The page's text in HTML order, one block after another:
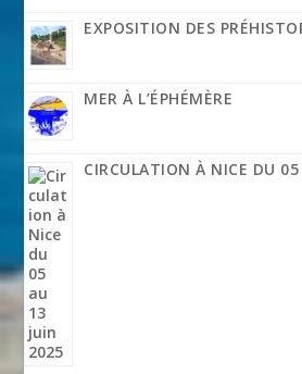
EXPOSITION DES
MER À L’ÉPHÉMÈRE
CIRCULATION À NICE DU